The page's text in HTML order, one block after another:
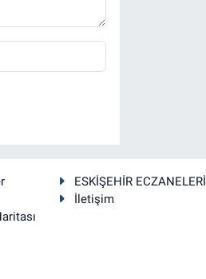
ESKİŞEHİR ECZANELERİ
İletişim